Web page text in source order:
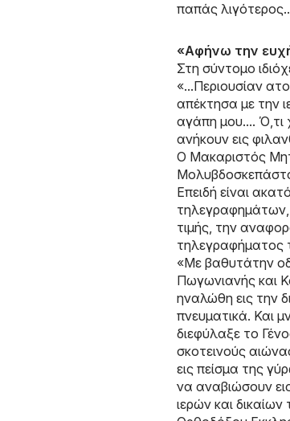
παπάς
«Αφήνω την
Στη σύντομο
«...Περιουσίαν
απέκτησα με την
αγάπη μου.... Ό,τι
ανήκουν εις
Ο Μακαριστός
Eπειδή είναι
τηλεγραφημάτων,
τιμής, την
τηλεγραφήματος
«Με βαθυτάτην
Πωγωνιανής και
ηναλώθη εις την
πνευματικά. Και
διεφύλαξε το
σκοτεινούς
εις πείσμα της
να αναβιώσουν
ιερών και